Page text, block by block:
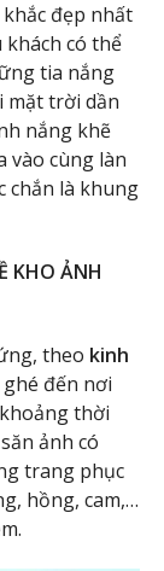
đẹp nhất
khách có thể
tia nắng
mặt trời dần
nắng khẽ
vào cùng làn
chắn là khung
KHO ẢNH
theo kinh
đến nơi
thời
ảnh có
trang phục
hồng, cam,…